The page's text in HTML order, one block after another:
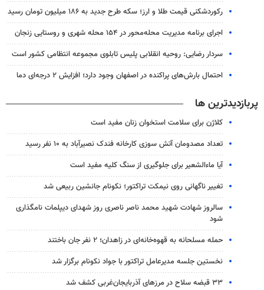
رکوردشکنی قیمت طلا و ارز؛ سکه طرح جدید به ۱۸۶ میلیون تومان رسید
اجرای برنامه مدیریت محله‌محور در ۱۵۴ محله شهری و روستایی زنجان
سردار رضایی: روحیه انقلابی پلیس تابلوی مجموعه انتظامی کشور است
احتمال بارش‌های پراکنده در اصفهان وجود دارد؛ افزایش ۲ درجه‌ای دما
پربازدیدترین ها
کلاژن برای سلامت استخوان زنان مفید است
تعداد مصدومان آتش سوزی کارخانه فندک نصیرآباد به ۱۰ نفر رسید
آیا ماءالشعیر برای جلوگیری از سنگ کلیه مفید است
تغییر ناگهانی روی نیمکت تراکتور؛ نکونام جانشین ربیعی شد
سالروز شهادت شهید محمد ناصر ناصری روز شهدای دیپلمات نامگذاری
شود
حمله مسلحانه به قهوه‌خانه‌ای در زاهدان؛ ۲ نفر جان باختند
نخستین جلسه مدیرعامل تراکتور با جواد نکونام برگزار شد
۳۳ قبضه سلاح در مرزهای آذربایجان‌غربی کشف شد